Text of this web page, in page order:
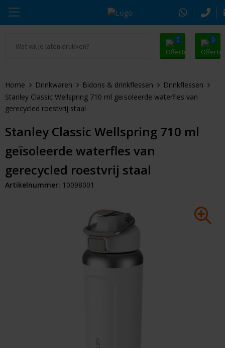
0 0
Drinkwaren
Kleding & Textiel
Tassen & Reizen
Elektronica & Gadgets
Beurs & Event
Sleutelhangers & Tools
Outdoor & Vrije Tijd
Alle promosnoepje
Zomer
Pasen
Kerst
Eindejaarsgeschenken
Alle geefmomenten
Thule
Moleskine
Alle merken
Home Drinkwaren Bidons & drinkflessen
Drinkflessen
Stanley Classic Wellspring 710 ml geïsoleerde waterfles van
gerecycled roestvrij staal
Stanley Classic Wellspring 710 ml
geïsoleerde waterfles van
gerecycled roestvrij staal
Artikelnummer: 10098001